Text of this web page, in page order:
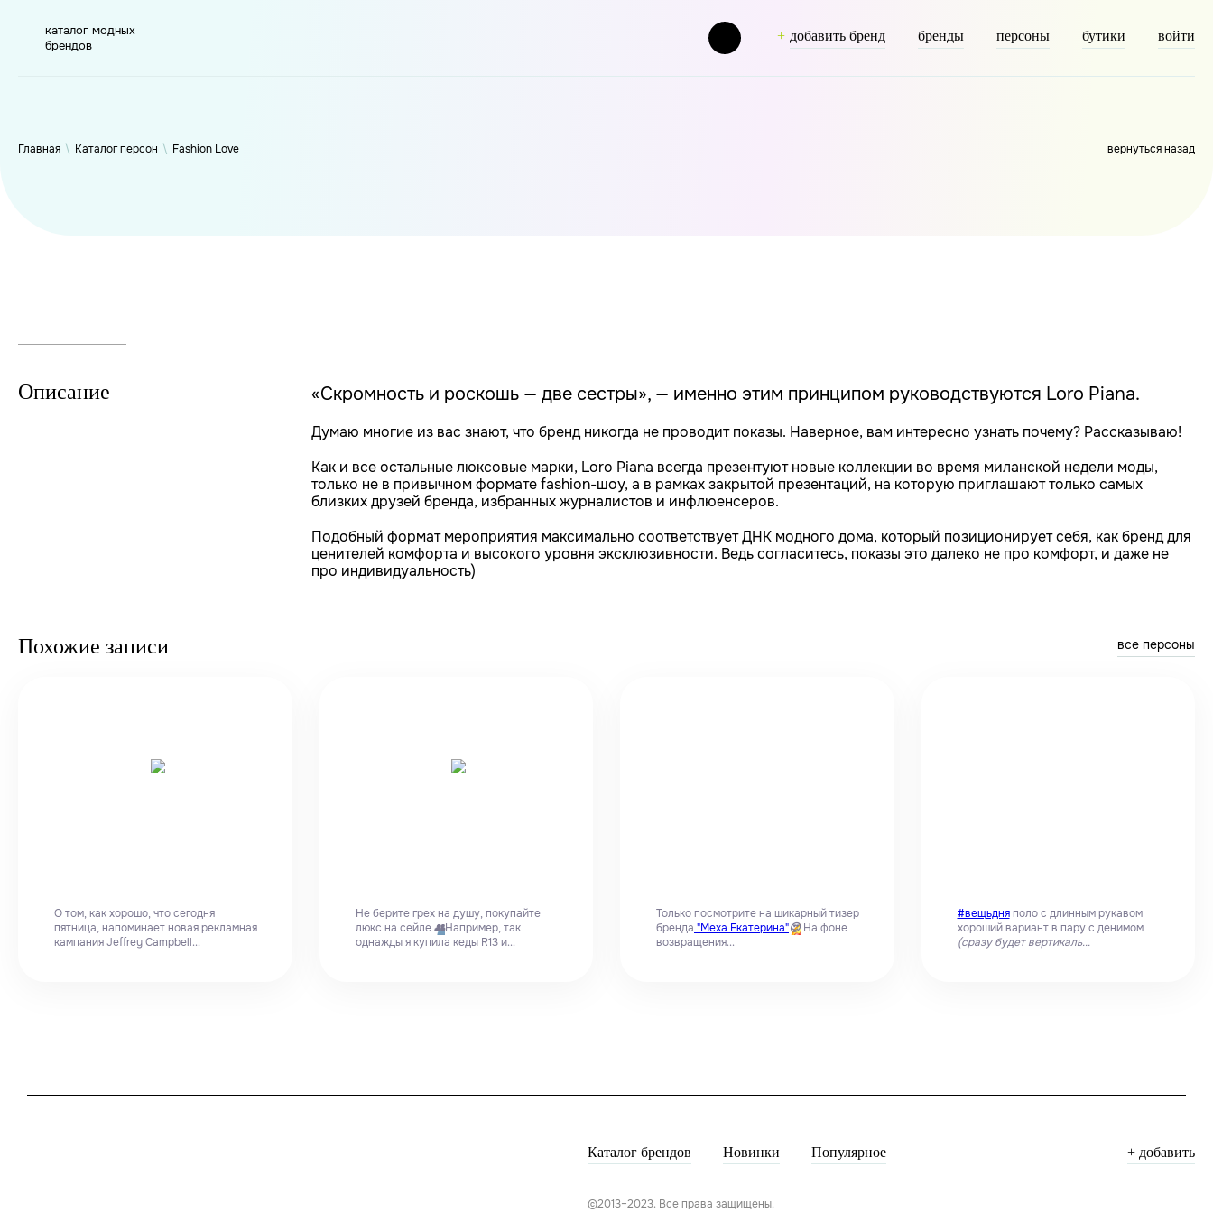
каталог модных
брендов
добавить бренд бренды персоны бутики войти
Главная \ Каталог персон \ Fashion Love вернуться назад
Описание «Скромность и роскошь — две сестры», — именно этим принципом руководствуются Loro Piana.
Думаю многие из вас знают, что бренд никогда не проводит показы. Наверное, вам интересно узнать почему? Рассказываю!
Как и все остальные люксовые марки, Loro Piana всегда презентуют новые коллекции во время миланской недели моды,
только не в привычном формате fashion-шоу, а в рамках закрытой презентаций, на которую приглашают только самых
близких друзей бренда, избранных журналистов и инфлюенсеров.
Подобный формат мероприятия максимально соответствует ДНК модного дома, который позиционирует себя, как бренд для
ценителей комфорта и высокого уровня эксклюзивности. Ведь согласитесь, показы это далеко не про комфорт, и даже не
про индивидуальность)
Похожие записи все персоны
О том, как хорошо, что сегодня
пятница, напоминает новая рекламная
кампания Jeffrey Campbell...
Не берите грех на душу, покупайте
люкс на сейле👥Например, так
однажды я купила кеды R13 и...
Только посмотрите на шикарный тизер
бренда "Меха Екатерина"😍На фоне
возвращения...
#вещьдняполо с длинным рукавом
хороший вариант в пару с денимом
(сразу будет вертикаль...
Каталог брендов Новинки Популярное + добавить
©2013–2023. Все права защищены.